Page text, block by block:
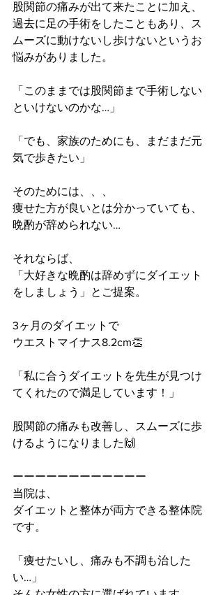
股関節の痛みが出て来たことに加え、
過去に足の手術をしたこともあり、ス
ムーズに動けないし歩けないというお
悩みがありました。
「このままでは股関節まで手術しない
といけないのかな…」
「でも、家族のためにも、まだまだ元
気で歩きたい」
そのためには、、、
痩せた方が良いとは分かっていても、
晩酌が辞められない…
それならば、
「大好きな晩酌は辞めずにダイエット
をしましょう」とご提案。
3ヶ月のダイエットで
ウエストマイナス8.2cm👏
「私に合うダイエットを先生が見つけ
てくれたので満足しています！」
股関節の痛みも改善し、スムーズに歩
けるようになりました🙌
ーーーーーーーーーーーー
当院は、
ダイエットと整体が両方できる整体院
です。
「痩せたいし、痛みも不調も治した
い…」